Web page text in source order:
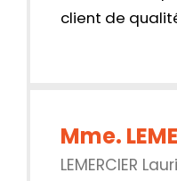
client de
Mme.
LEMERCIER